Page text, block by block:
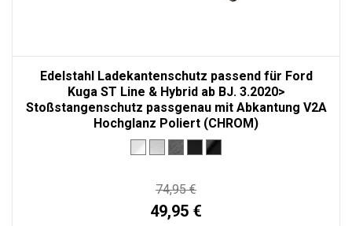
Edelstahl Ladekantenschutz passend für Ford
Kuga ST Line & Hybrid ab BJ. 3.2020>
Stoßstangenschutz passgenau mit Abkantung V2A
Hochglanz Poliert (CHROM)
74,95 €
49,95 €